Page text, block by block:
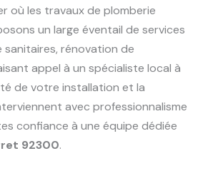
où les travaux de plomberie
un large éventail de services
rénovation de
appel à un spécialiste local à
de votre installation et la
avec professionnalisme
confiance à une équipe dédiée
92300.